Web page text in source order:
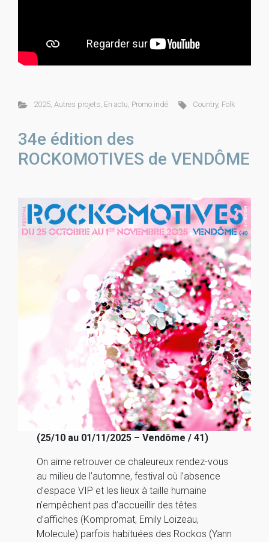
2025, Autres projets, En actu, Promo indé Country, Folk
34e édition des
ROCKOMOTIVES de VENDÔME
(25/10 au 01/11/2025 – Vendôme / 41)
On aime retrouver ce chaleureux rendez-vous
au milieu de l’automne, festival où l’absence
d’espace VIP et les lieux à taille humaine
n’empêchent pas d’accueillir des têtes
d’affiches (Kompromat, Emily Loizeau,
Molecule) parfois habituées des Rockos (Yann